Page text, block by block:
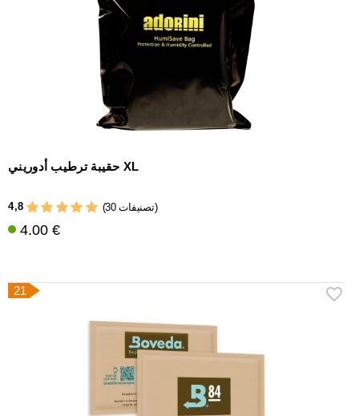
حقيبة ترطيب أدوريني XL
4,8 (30 تصنيفات)
4.00 €
21